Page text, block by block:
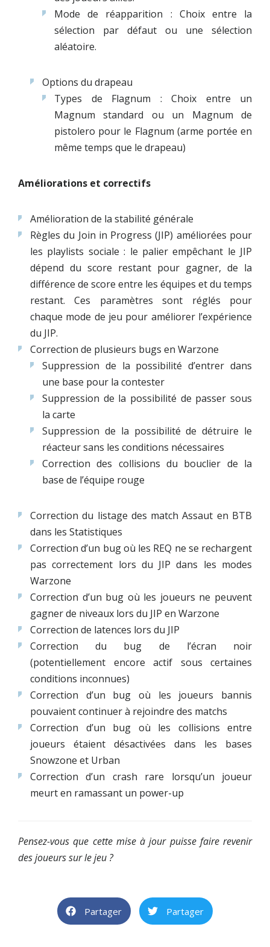
Mode de réapparition : Choix entre la
sélection par défaut ou une sélection
aléatoire.
Options du drapeau
Types de Flagnum : Choix entre un
Magnum standard ou un Magnum de
pistolero pour le Flagnum (arme portée en
même temps que le drapeau)
Améliorations et correctifs
Amélioration de la stabilité générale
Règles du Join in Progress (JIP) améliorées pour
les playlists sociale : le palier empêchant le JIP
dépend du score restant pour gagner, de la
différence de score entre les équipes et du temps
restant. Ces paramètres sont réglés pour
chaque mode de jeu pour améliorer l’expérience
du JIP.
Correction de plusieurs bugs en Warzone
Suppression de la possibilité d’entrer dans
une base pour la contester
Suppression de la possibilité de passer sous
la carte
Suppression de la possibilité de détruire le
réacteur sans les conditions nécessaires
Correction des collisions du bouclier de la
base de l’équipe rouge
Correction du listage des match Assaut en BTB
dans les Statistiques
Correction d’un bug où les REQ ne se rechargent
pas correctement lors du JIP dans les modes
Warzone
Correction d’un bug où les joueurs ne peuvent
gagner de niveaux lors du JIP en Warzone
Correction de latences lors du JIP
Correction du bug de l’écran noir
(potentiellement encore actif sous certaines
conditions inconnues)
Correction d’un bug où les joueurs bannis
pouvaient continuer à rejoindre des matchs
Correction d’un bug où les collisions entre
joueurs étaient désactivées dans les bases
Snowzone et Urban
Correction d’un crash rare lorsqu’un joueur
meurt en ramassant un power-up
Pensez-vous que cette mise à jour puisse faire revenir
des joueurs sur le jeu ?
Partager Partager